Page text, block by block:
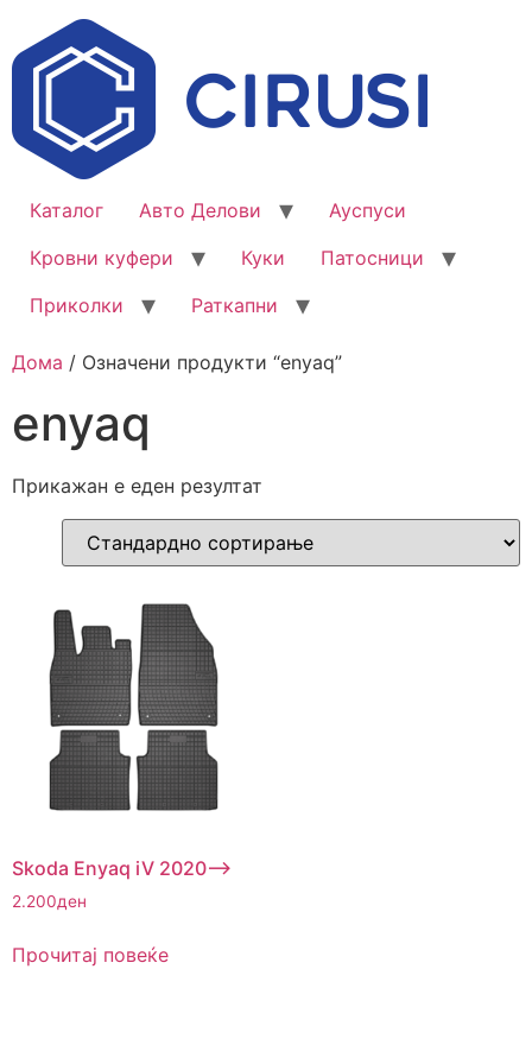
Каталог Авто Делови
Ауспуси
Кровни куфери
Куки
Патосници
Приколки
Раткапни
Дома / Означени продукти “enyaq”
enyaq
Прикажан е еден резултат
Skoda Enyaq iV 2020–>
2.200ден
Прочитај повеќе